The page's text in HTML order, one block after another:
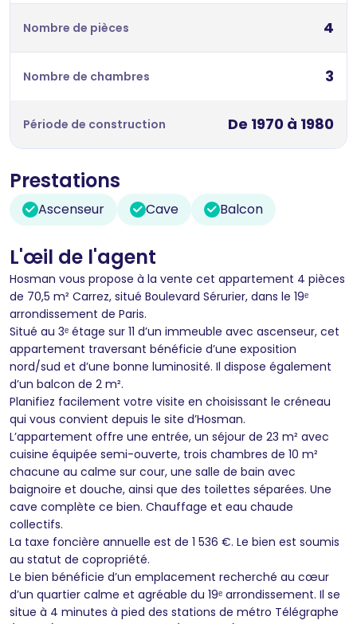
Nombre de pièces 4
Nombre de chambres 3
Période de construction De 1970 à 1980
Prestations
Ascenseur Cave Balcon
L'œil de l'agent
Hosman vous propose à la vente cet appartement 4 pièces
de 70,5 m² Carrez, situé Boulevard Sérurier, dans le 19ᵉ
arrondissement de Paris.
Situé au 3ᵉ étage sur 11 d’un immeuble avec ascenseur, cet
appartement traversant bénéficie d’une exposition
nord/sud et d’une bonne luminosité. Il dispose également
d’un balcon de 2 m².
Planifiez facilement votre visite en choisissant le créneau
qui vous convient depuis le site d’Hosman.
L’appartement offre une entrée, un séjour de 23 m² avec
cuisine équipée semi-ouverte, trois chambres de 10 m²
chacune au calme sur cour, une salle de bain avec
baignoire et douche, ainsi que des toilettes séparées. Une
cave complète ce bien. Chauffage et eau chaude
collectifs.
La taxe foncière annuelle est de 1 536 €. Le bien est soumis
au statut de copropriété.
Le bien bénéficie d’un emplacement recherché au cœur
d’un quartier calme et agréable du 19ᵉ arrondissement. Il se
situe à 4 minutes à pied des stations de métro Télégraphe